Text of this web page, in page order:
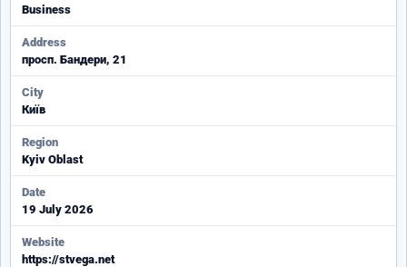
Business
Address
просп. Бандери, 21
City
Київ
Region
Kyiv Oblast
Date
19 July 2026
Website
https://stvega.net